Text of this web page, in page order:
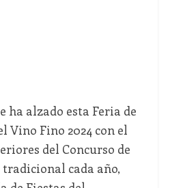
ha alzado esta Feria de
Vino Fino 2024 con el
del Concurso de
tradicional cada año,